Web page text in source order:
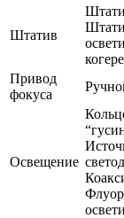
Штатив
Привод
фокуса
Освещение